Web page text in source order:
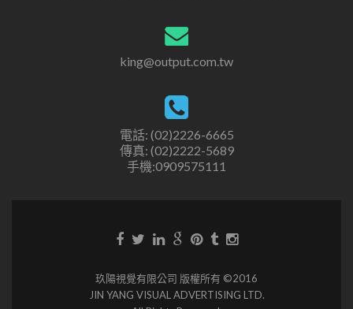
king@output.com.tw
電話: (02)2226-6665
傳真: (02)2222-5689
手機:0909575111
玖陽視覺有限公司 版權所有 ©2016
JIN YANG VISUAL ADVERTISING LTD.